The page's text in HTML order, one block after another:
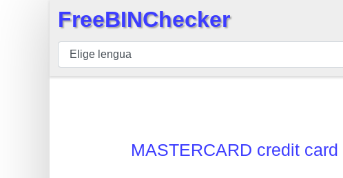
BIN
Inspector
FreeBINChecker
MASTERCARD credit card